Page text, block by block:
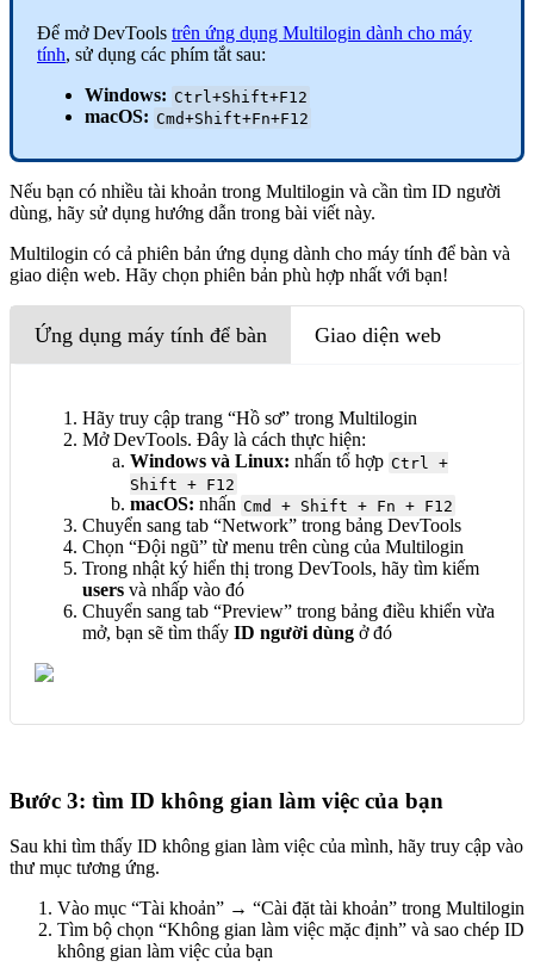
Để mở DevTools trên ứng dụng Multilogin dành cho máy
tính, sử dụng các phím tắt sau:
Windows: Ctrl+Shift+F12
macOS: Cmd+Shift+Fn+F12
Nếu bạn có nhiều tài khoản trong Multilogin và cần tìm ID người
dùng, hãy sử dụng hướng dẫn trong bài viết này.
Multilogin có cả phiên bản ứng dụng dành cho máy tính để bàn và
giao diện web. Hãy chọn phiên bản phù hợp nhất với bạn!
Ứng dụng máy tính để bàn Giao diện web
Hãy truy cập trang “Hồ sơ” trong Multilogin
Mở DevTools. Đây là cách thực hiện:
Windows và Linux: nhấn tổ hợp Ctrl +
Shift + F12
macOS: nhấn Cmd + Shift + Fn + F12
Chuyển sang tab “Network” trong bảng DevTools
Chọn “Đội ngũ” từ menu trên cùng của Multilogin
Trong nhật ký hiển thị trong DevTools, hãy tìm kiếm
users và nhấp vào đó
Chuyển sang tab “Preview” trong bảng điều khiển vừa
mở, bạn sẽ tìm thấy ID người dùng ở đó
Bước 3: tìm ID không gian làm việc của bạn
Sau khi tìm thấy ID không gian làm việc của mình, hãy truy cập vào
thư mục tương ứng.
Vào mục “Tài khoản” → “Cài đặt tài khoản” trong Multilogin
Tìm bộ chọn “Không gian làm việc mặc định” và sao chép ID
không gian làm việc của bạn